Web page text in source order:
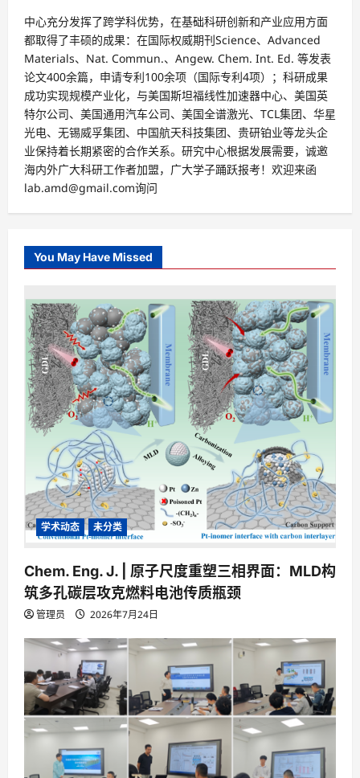
中心充分发挥了跨学科优势，在基础科研创新和产业应用方面
都取得了丰硕的成果：在国际权威期刊Science、Advanced
Materials、Nat. Commun.、Angew. Chem. Int. Ed. 等发表
论文400余篇，申请专利100余项（国际专利4项）；科研成果
成功实现规模产业化，与美国斯坦福线性加速器中心、美国英
特尔公司、美国通用汽车公司、美国全谱激光、TCL集团、华星
光电、无锡威孚集团、中国航天科技集团、贵研铂业等龙头企
业保持着长期紧密的合作关系。研究中心根据发展需要，诚邀
海内外广大科研工作者加盟，广大学子踊跃报考！欢迎来函
lab.amd@gmail.com询问
You May Have Missed
学术动态 未分类
Chem. Eng. J. | 原子尺度重塑三相界面：MLD构
筑多孔碳层攻克燃料电池传质瓶颈
管理员 2026年7月24日